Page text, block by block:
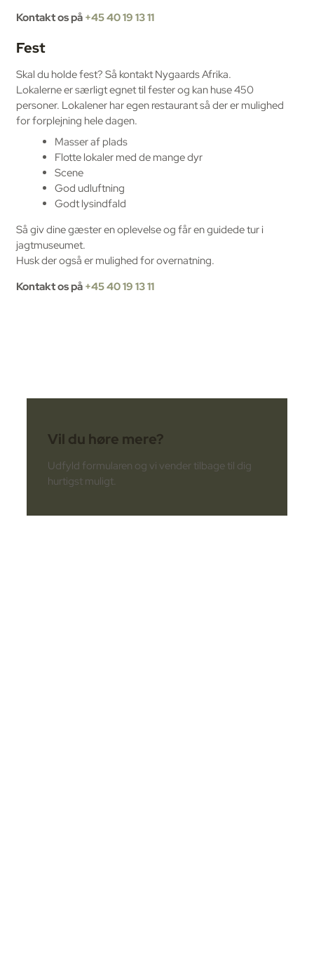
Kontakt os på +45 40 19 13 11
Fest
Skal du holde fest? Så kontakt Nygaards Afrika.
Lokalerne er særligt egnet til fester og kan huse 450
personer. Lokalener har egen restaurant så der er mulighed
for forplejning hele dagen.
Masser af plads
Flotte lokaler med de mange dyr
Scene
God udluftning
Godt lysindfald
Så giv dine gæster en oplevelse og får en guidede tur i
jagtmuseumet.
Husk der også er mulighed for overnatning.
Kontakt os på +45 40 19 13 11
Vil du høre mere?
Udfyld formularen og vi vender tilbage til dig
hurtigst muligt.